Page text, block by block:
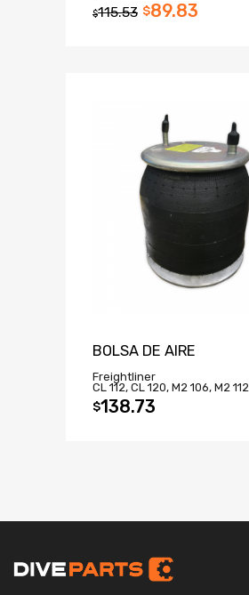
$115.53 $89.83
BOLSA DE AIRE
Freightliner
CL 112, CL 120, M2 106, M2 112
$138.73